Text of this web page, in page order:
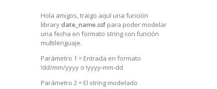
Hola amigos, traigo aquí una función
library date_name.ssf para poder modelar
una fecha en formato string con función
multilenguaje.
Parámetro 1 = Entrada en formato
!dd/mm/yyyy o !yyyy-mm-dd
Parámetro 2 = El string modelado